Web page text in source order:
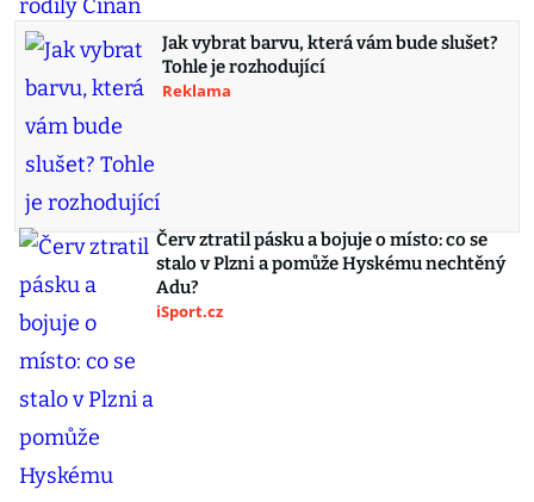
Jak vybrat barvu, která vám bude slušet?
Tohle je rozhodující
Reklama
Červ ztratil pásku a bojuje o místo: co se
stalo v Plzni a pomůže Hyskému nechtěný
Adu?
iSport.cz